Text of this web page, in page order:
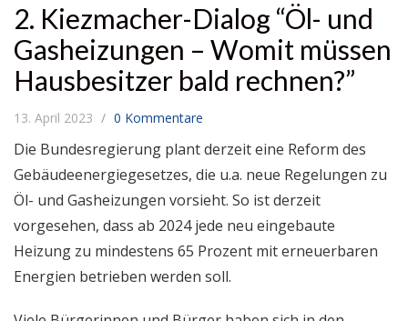
2. Kiezmacher-Dialog “Öl- und
Gasheizungen – Womit müssen
Hausbesitzer bald rechnen?”
13. April 2023 0 Kommentare
Die Bundesregierung plant derzeit eine Reform des
Gebäudeenergiegesetzes, die u.a. neue Regelungen zu
Öl- und Gasheizungen vorsieht. So ist derzeit
vorgesehen, dass ab 2024 jede neu eingebaute
Heizung zu mindestens 65 Prozent mit erneuerbaren
Energien betrieben werden soll.